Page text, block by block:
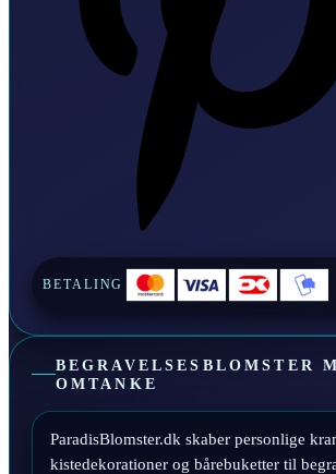
BETALING
BEGRAVELSESBLOMSTER
OMTANKE
ParadisBlomster.dk skaber personlige
kistedekorationer og bårebuketter til